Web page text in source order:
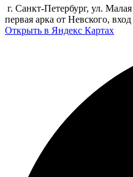
г. Санкт-Петербург, ул.
первая арка от Невского,
Открыть в Яндекс Картах